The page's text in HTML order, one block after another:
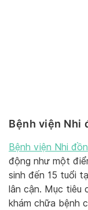
Bệnh viện Nhi
Bệnh viện Nhi
động như một
sinh đến 15 tuổi
lân cận. Mục tiêu
khám chữa bệnh